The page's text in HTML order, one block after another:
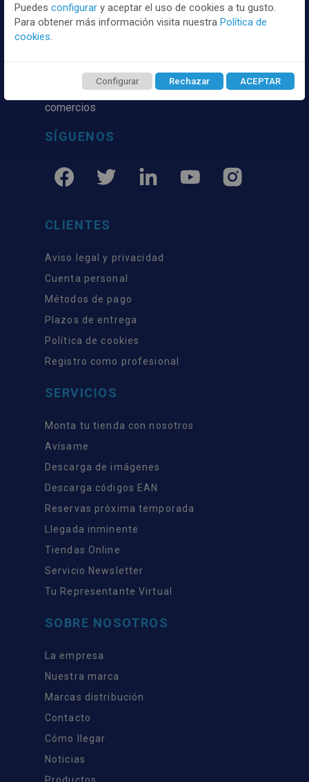
mercado, marcas tanto nacionales como
internacionales. Más de 25 años de
experiencia como proveedor de los mejores
comercios
SÍGUENOS
CLIENTES
Aviso legal y privacidad
Cuenta personal
Métodos de pago
Plazos de entrega
Política de cookies
Registro como profesional
SERVICIOS
Monta tu tienda con nosotros
Avísame
Descarga de imágenes
Descarga códigos EAN
Reservas próxima temporada
Llegada inminente
Tiendas Online
Servicio Newsletter
Tu Representante Virtual
SOBRE NOSOTROS
La empresa
Nuestra marca
Marcas distribución
Contacto
Cómo llegar
Noticias
Productos
Puedes configurar y aceptar el uso de cookies a tu gusto.
Para obtener más información visita nuestra Política de
cookies.
Configurar Rechazar ACEPTAR